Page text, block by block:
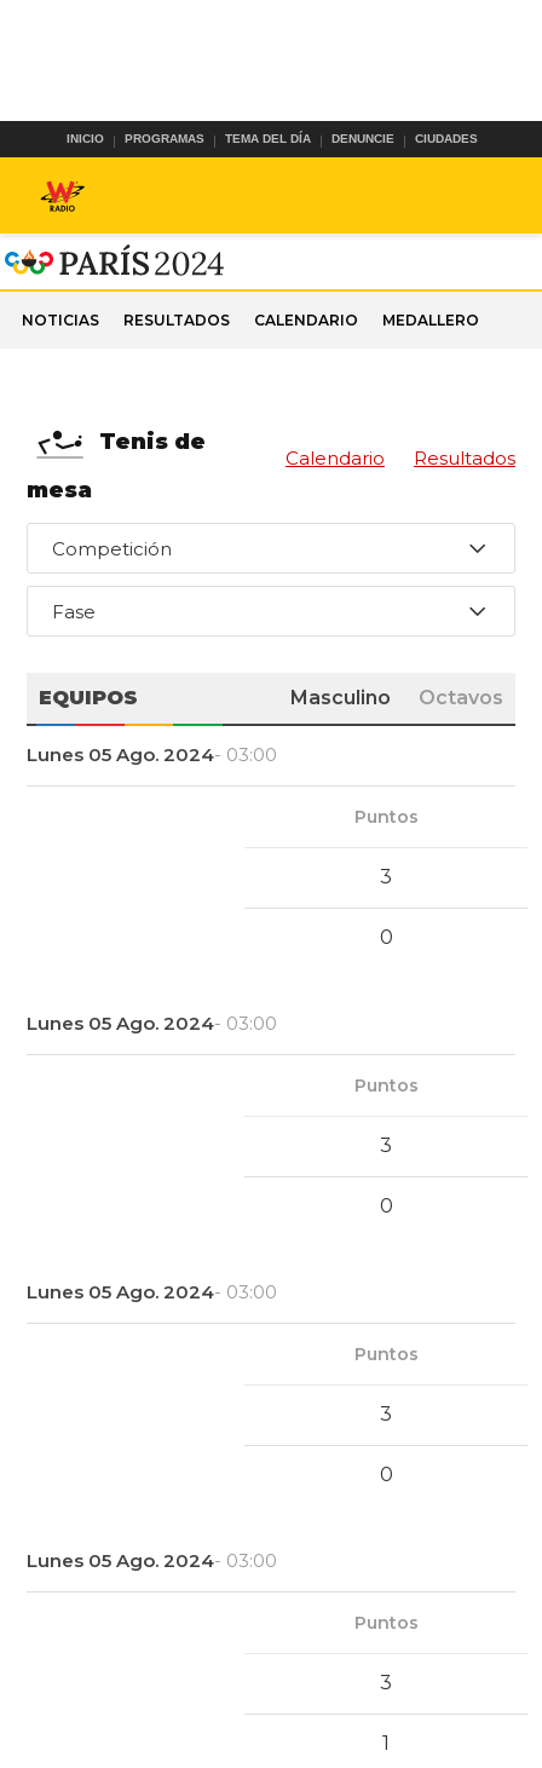
INICIO PROGRAMAS TEMA DEL DÍA DENUNCIE CIUDADES
NOTICIAS RESULTADOS CALENDARIO MEDALLERO
Tenis de
mesa
Calendario Resultados
Competición
Fase
EQUIPOS Masculino Octavos
Lunes 05 Ago. 2024- 03:00
Puntos
3
0
Lunes 05 Ago. 2024- 03:00
Puntos
3
0
Lunes 05 Ago. 2024- 03:00
Puntos
3
0
Lunes 05 Ago. 2024- 03:00
Puntos
3
1